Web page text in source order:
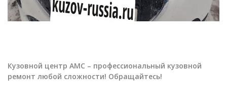
Кузовной центр АМС – профессиональный кузовной
ремонт любой сложности! Обращайтесь!